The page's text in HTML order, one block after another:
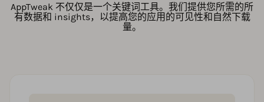
AppTweak 不仅仅是一个关键词工具。我们提供您所需的所
有数据和 insights，以提高您的应用的可见性和自然下载
量。